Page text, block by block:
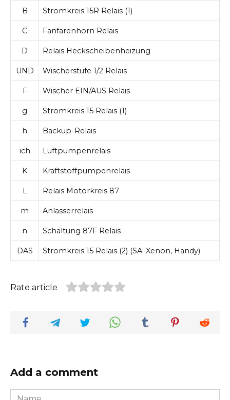
B Stromkreis 15R Relais (1)
C Fanfarenhorn Relais
D Relais Heckscheibenheizung
UND Wischerstufe 1/2 Relais
F Wischer EIN/AUS Relais
g Stromkreis 15 Relais (1)
h Backup-Relais
ich Luftpumpenrelais
K Kraftstoffpumpenrelais
L Relais Motorkreis 87
m Anlasserrelais
n Schaltung 87F Relais
DAS Stromkreis 15 Relais (2) (SA: Xenon, Handy)
Rate article
Add a comment
Name